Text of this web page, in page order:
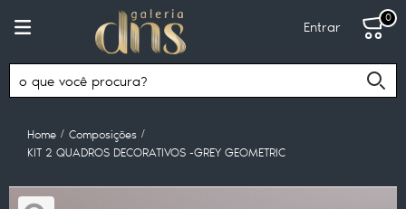
Entrar
0
Home
Composições
KIT 2 QUADROS DECORATIVOS -GREY GEOMETRIC